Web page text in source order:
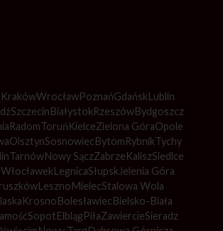
KrakówWrocławPoznańGdańskLublin
SzczecinBiałystokRzeszówBydgoszcz
RadomToruńKielceZielona GóraOpole
OlsztynSosnowiecBytomRybnikTychy
TarnówNowy SączZabrzeKaliszSiedlce
WłocławekLegnicaSłupsk Jelenia Góra
LesznoMielecStalowa Wola
KrosnoBolesławiecBielsko-Biała
SopotElblągPiłaZawiercieSieradz